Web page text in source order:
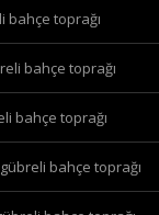
bahçe toprağı
bahçe toprağı
bahçe toprağı
bahçe toprağı